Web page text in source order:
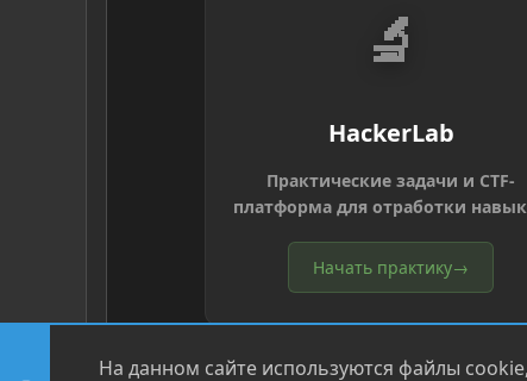
🔬
HackerLab
Практические задачи и CTF-
платформа для отработки
Начать практику→
На данном сайте используются файлы